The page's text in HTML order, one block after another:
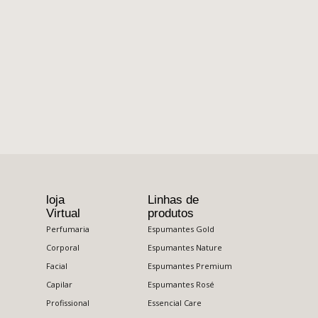
loja
Virtual
Perfumaria
Corporal
Facial
Capilar
Profissional
Linhas de
produtos
Espumantes Gold
Espumantes Nature
Espumantes Premium
Espumantes Rosé
Essencial Care